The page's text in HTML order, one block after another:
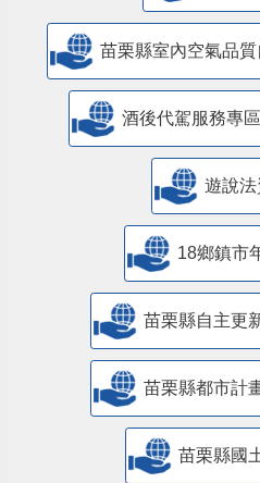
苗栗縣室內空氣品
酒後代駕服務專區
遊說
18鄉鎮市
苗栗縣自主更
苗栗縣都市計
苗栗縣國